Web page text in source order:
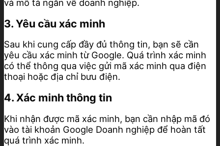
và mô tả ngắn về doanh nghiệp.
3. Yêu cầu xác minh
Sau khi cung cấp đầy đủ thông tin, bạn sẽ cần
yêu cầu xác minh từ Google. Quá trình xác minh
có thể thông qua việc gửi mã xác minh qua điện
thoại hoặc địa chỉ bưu điện.
4. Xác minh thông tin
Khi nhận được mã xác minh, bạn cần nhập mã đó
vào tài khoản Google Doanh nghiệp để hoàn tất
quá trình xác minh.